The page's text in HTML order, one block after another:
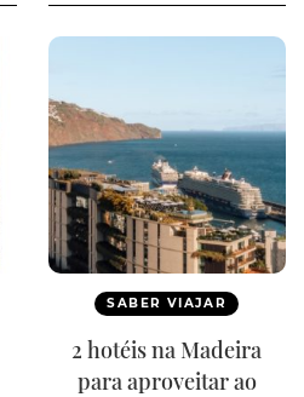
SABER VIAJAR
2 hotéis na Madeira
para aproveitar ao